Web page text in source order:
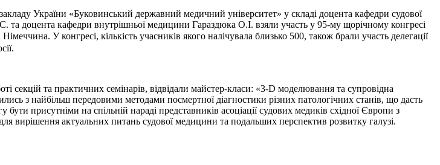
України «Буковинський державний медичний університет» у складі доцента кафедри судової
доцента кафедри внутрішньої медицини Гараздюка О.І. взяли участь у 95-му щорічному конгресі
Німеччина. У конгресі, кількість учасників якого налічувала близько 500, також брали участь делегації
секцій та практичних семінарів, відвідали майстер-класи: «3-D моделювання та супровідна
з найбільш передовими методами посмертної діагностики різних патологічних станів, що дасть
присутніми на спільній нараді представників асоціації судових медиків східної Європи з
вирішення актуальних питань судової медицини та подальших перспектив розвитку галузі.